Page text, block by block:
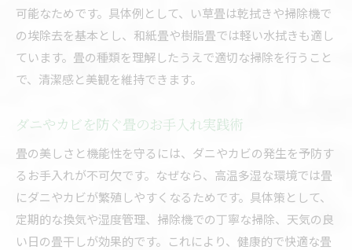
可能なためです。具体例として、い草畳は乾拭きや掃除機で
の埃除去を基本とし、和紙畳や樹脂畳では軽い水拭きも適し
ています。畳の種類を理解したうえで適切な掃除を行うこと
で、清潔感と美観を維持できます。
ダニやカビを防ぐ畳のお手入れ実践術
畳の美しさと機能性を守るには、ダニやカビの発生を予防す
るお手入れが不可欠です。なぜなら、高温多湿な環境では畳
にダニやカビが繁殖しやすくなるためです。具体策として、
定期的な換気や湿度管理、掃除機での丁寧な掃除、天気の良
い日の畳干しが効果的です。これにより、健康的で快適な畳